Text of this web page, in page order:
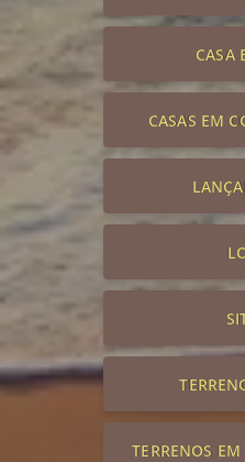
CASA
CASAS EM
TERRENOS